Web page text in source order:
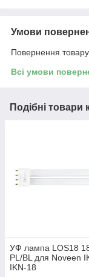
Умови
Повернення
Всі умови
Подібні товари
УФ лампа LOS18
PL/BL для Noveen
IKN-18